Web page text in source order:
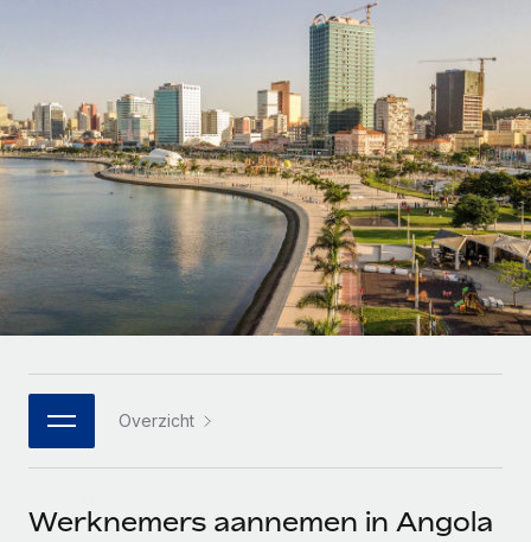
Zzp'ers internationaal onboarden en beheren
Ingewikkelde HR-taken eenvoudig uitbesteden
INFRASTRUCTUUR
Remote Embedded
HR naadloos in workflows integreren
Platform
Ingebouwde essentiële HR-functies voor je team
Integraties
Start-ups
Flexibele global HR en payroll solutions voor groeiende
bedrijven
Mid-market
Teams uitbreiden met HR solutions op maat
Enterprise
Global HR voor grote bedrijven
WERK MET ONS SAMEN
Strategische technologiepartners
Een partner worden
Betalingscalculator voor zzp'ers
Ontdek valuta-opties en betaalsnelheden voor
LEREN MET REMOTE
Onderzoek en gidsen
Casestudy's
HR-woordenlijst
Checklists en templates
Webinars
Newsroom
Français
Deutsch
Español
Italiano
Português (Portugal)
日本語
한국어
Overzicht
Werknemers aannemen in Angola